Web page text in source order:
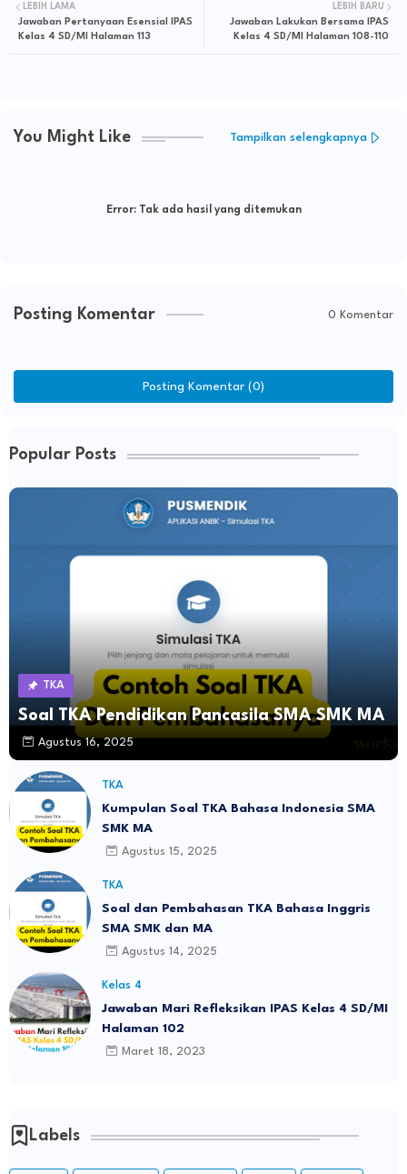
LEBIH BARU
Jawaban Lakukan Bersama IPAS
Kelas 4 SD/MI Halaman 108-110
LEBIH LAMA
Jawaban Pertanyaan Esensial IPAS
Kelas 4 SD/MI Halaman 113
You Might Like Tampilkan selengkapnya
Error:Tak ada hasil yang ditemukan
Posting Komentar 0 Komentar
Posting Komentar (0)
Popular Posts
TKA
Soal TKA Pendidikan Pancasila SMA SMK MA
Agustus 16, 2025
TKA
Kumpulan Soal TKA Bahasa Indonesia SMA
SMK MA
Agustus 15, 2025
TKA
Soal dan Pembahasan TKA Bahasa Inggris
SMA SMK dan MA
Agustus 14, 2025
Kelas 4
Jawaban Mari Refleksikan IPAS Kelas 4 SD/MI
Halaman 102
Maret 18, 2023
Labels